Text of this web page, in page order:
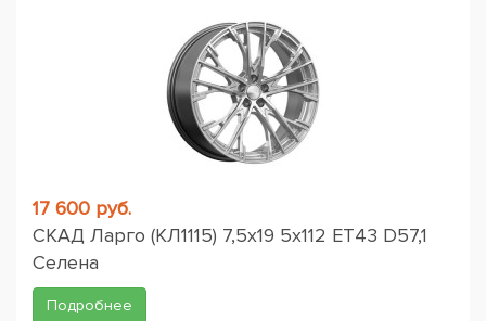
17 600 руб.
СКАД Ларго (КЛ1115) 7,5x19 5x112 ET43 D57,1
Селена
Подробнее